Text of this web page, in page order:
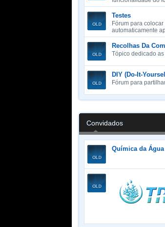
Testes
Fórum para
automaticamente
Recolhas Da
Tópico dedicado
DIY (Do-It-
Fórum para
Convidados
Química da Água